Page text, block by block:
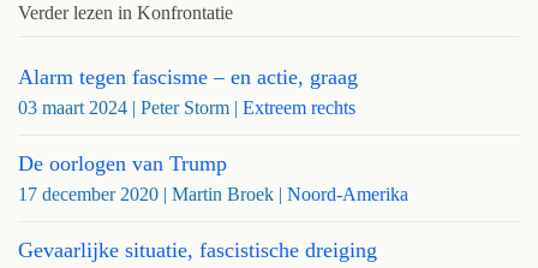
Verder lezen in Konfrontatie
Alarm tegen fascisme – en actie, graag
03 maart 2024 | Peter Storm | Extreem rechts
De oorlogen van Trump
17 december 2020 | Martin Broek | Noord-Amerika
Gevaarlijke situatie, fascistische dreiging